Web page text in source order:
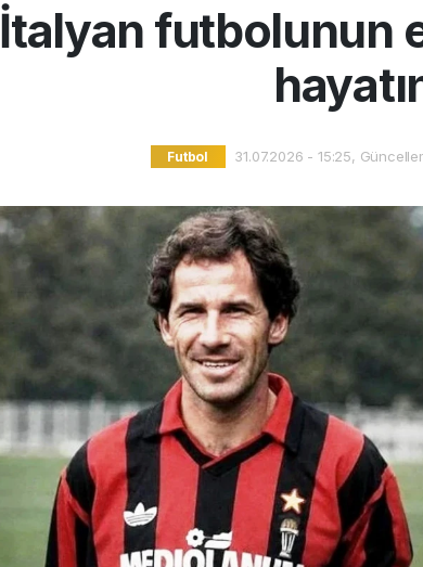
İtalyan futbolunun
Futbol 31.07.2026 - 15:25,